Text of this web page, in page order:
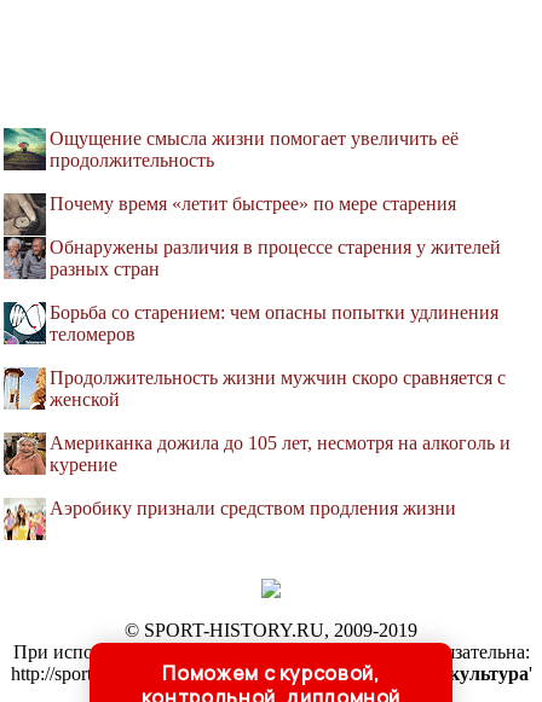
Ощущение смысла жизни помогает увеличить её
продолжительность
Почему время «летит быстрее» по мере старения
Обнаружены различия в процессе старения у жителей
разных стран
Борьба со старением: чем опасны попытки удлинения
теломеров
Продолжительность жизни мужчин скоро сравняется с
женской
Американка дожила до 105 лет, несмотря на алкоголь и
курение
Аэробику признали средством продления жизни
© SPORT-HISTORY.RU, 2009-2019
При использовании материалов активная ссылка обязательна:
http://sport-history.ru/ 'История спорта и физическая культура'
Поможем с курсовой,